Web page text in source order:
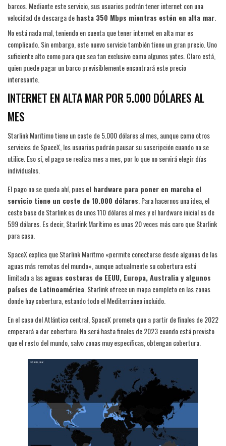
barcos. Mediante este servicio, sus usuarios podrán tener internet con una
velocidad de descarga dehasta 350 Mbps mientras estén en alta mar
No está nada mal, teniendo en cuenta que tener internet en alta mar es
complicado. Sin embargo, este nuevo servicio también tiene un gran precio. Uno
suficiente alto como para que sea tan exclusivo como algunos yates. Claro está,
quien puede pagar un barco previsiblemente encontrará este precio
interesante.
INTERNET EN ALTA MAR POR 5.000 DÓLARES AL
MES
Starlink Marítimo tiene un coste de 5.000 dólares al mes, aunque como otros
servicios de SpaceX, los usuarios podrán pausar su suscripción cuando no se
utilice. Eso sí, el pago se realiza mes a mes, por lo que no servirá elegir días
individuales.
El pago no se queda ahí, puesel hardware para poner en marcha el
servicio tiene un coste de 10.000 dólares . Para hacernos una idea, el
coste base de Starlink es de unos 110 dólares al mes y el hardware inicial es de
599 dólares. Es decir, Starlink Marítimo es unas 20 veces más caro que Starlink
para casa.
SpaceX explica que Starlink Marítmo «permite conectarse desde algunas de las
aguas más remotas del mundo», aunque actualmente su cobertura está
limitada a lasaguas costeras de EEUU, Europa, Australia y algunos
países de Latinoamérica . Starlink ofrece un mapa completo en las zonas
donde hay cobertura, estando todo el Mediterráneo incluido.
En el caso del Atlántico central, SpaceX promete que a partir de finales de 2022
empezará a dar cobertura. No será hasta finales de 2023 cuando está previsto
que el resto del mundo, salvo zonas muy específicas, obtengan cobertura.